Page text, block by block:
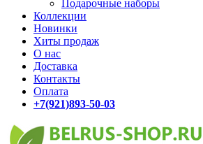
Подарочные наборы
Коллекции
Новинки
Хиты продаж
О нас
Доставка
Контакты
Оплата
+7(921)893-50-03